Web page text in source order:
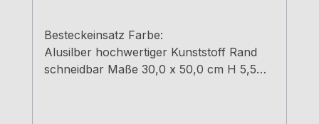
Besteckeinsatz Farbe:
Alusilber hochwertiger Kunststoff Rand
schneidbar Maße 30,0 x 50,0 cm H 5,5